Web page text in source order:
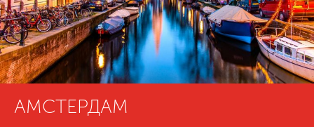
АМСТЕРДАМ